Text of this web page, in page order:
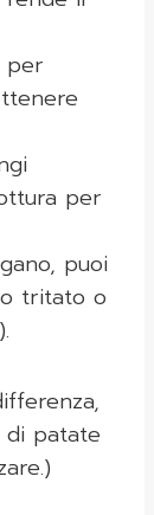
per
per
puoi
tritato o
di patate